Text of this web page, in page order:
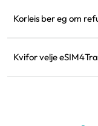
roamingkostnader
Korleis ber eg om
er tekniske problem,
Kvifor velje